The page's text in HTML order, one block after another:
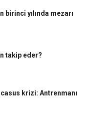
birinci yılında mezarı
takip eder?
krizi: Antrenmanı